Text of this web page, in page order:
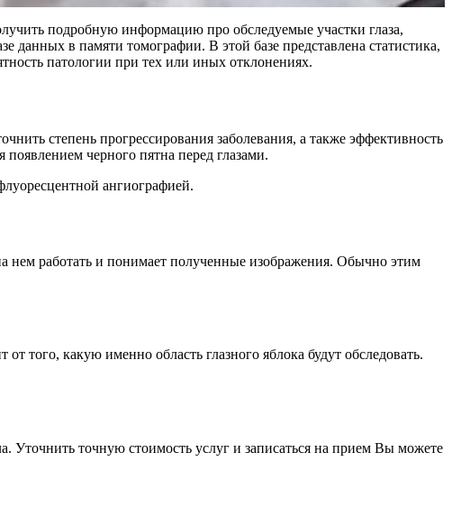
подробную информацию про обследуемые участки глаза,
данных в памяти томографии. В этой базе представлена статистика,
патологии при тех или иных отклонениях.
степень прогрессирования заболевания, а также эффективность
черного пятна перед глазами.
ангиографией.
нем работать и понимает полученные изображения. Обычно этим
того, какую именно область глазного яблока будут обследовать.
Уточнить точную стоимость услуг и записаться на прием Вы можете